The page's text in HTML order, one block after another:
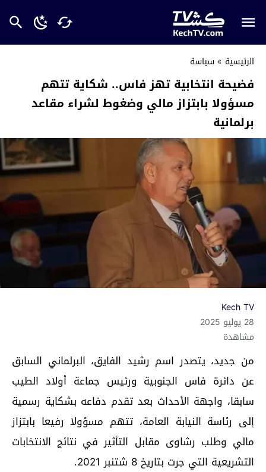
الرئيسية » سياسة
فضيحة انتخابية تهز فاس.. شكاية تتهم
مسؤولا بابتزاز مالي وضغوط لشراء مقاعد
برلمانية
Kech TV
28 يوليو 2025
مشاهدة
من جديد، يتصدر اسم رشيد الفايق، البرلماني السابق
عن دائرة فاس الجنوبية ورئيس جماعة أولاد الطيب
سابقا، واجهة الأحداث بعد تقدم دفاعه بشكاية رسمية
إلى رئاسة النيابة العامة، تتهم مسؤولا رفيعا بابتزاز
مالي وطلب رشاوى مقابل التأثير في نتائج الانتخابات
التشريعية التي جرت بتاريخ 8 شتنبر 2021.